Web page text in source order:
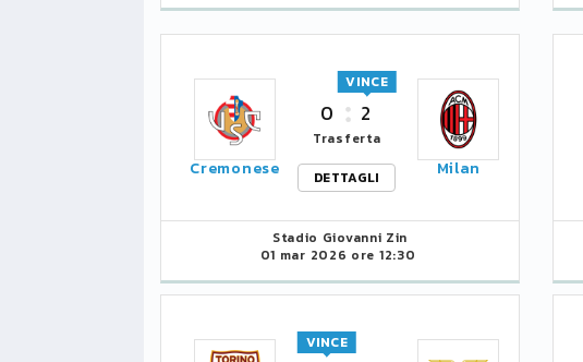
Cremonese
0 2
VINCE
Trasferta
DETTAGLI
Milan
Stadio Giovanni Zin
01 mar 2026 ore 12:30
VINCE